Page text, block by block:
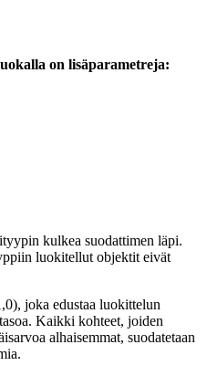
on lisäparametreja:
kulkea suodattimen läpi.
luokitellut objektit eivät
joka edustaa luokittelun
Kaikki kohteet, joiden
alhaisemmat, suodatetaan